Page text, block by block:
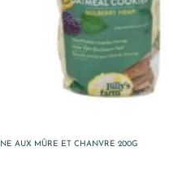
AUX MÛRE ET CHANVRE 200G